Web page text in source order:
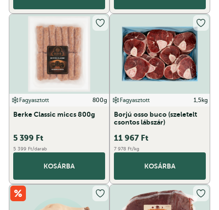
Fagyasztott 800g
Berke Classic miccs 800g
5 399 Ft
5 399 Ft/darab
KOSÁRBA
Fagyasztott 1,5kg
Borjú osso buco (szeletelt
csontos lábszár)
11 967 Ft
7 978 Ft/kg
KOSÁRBA